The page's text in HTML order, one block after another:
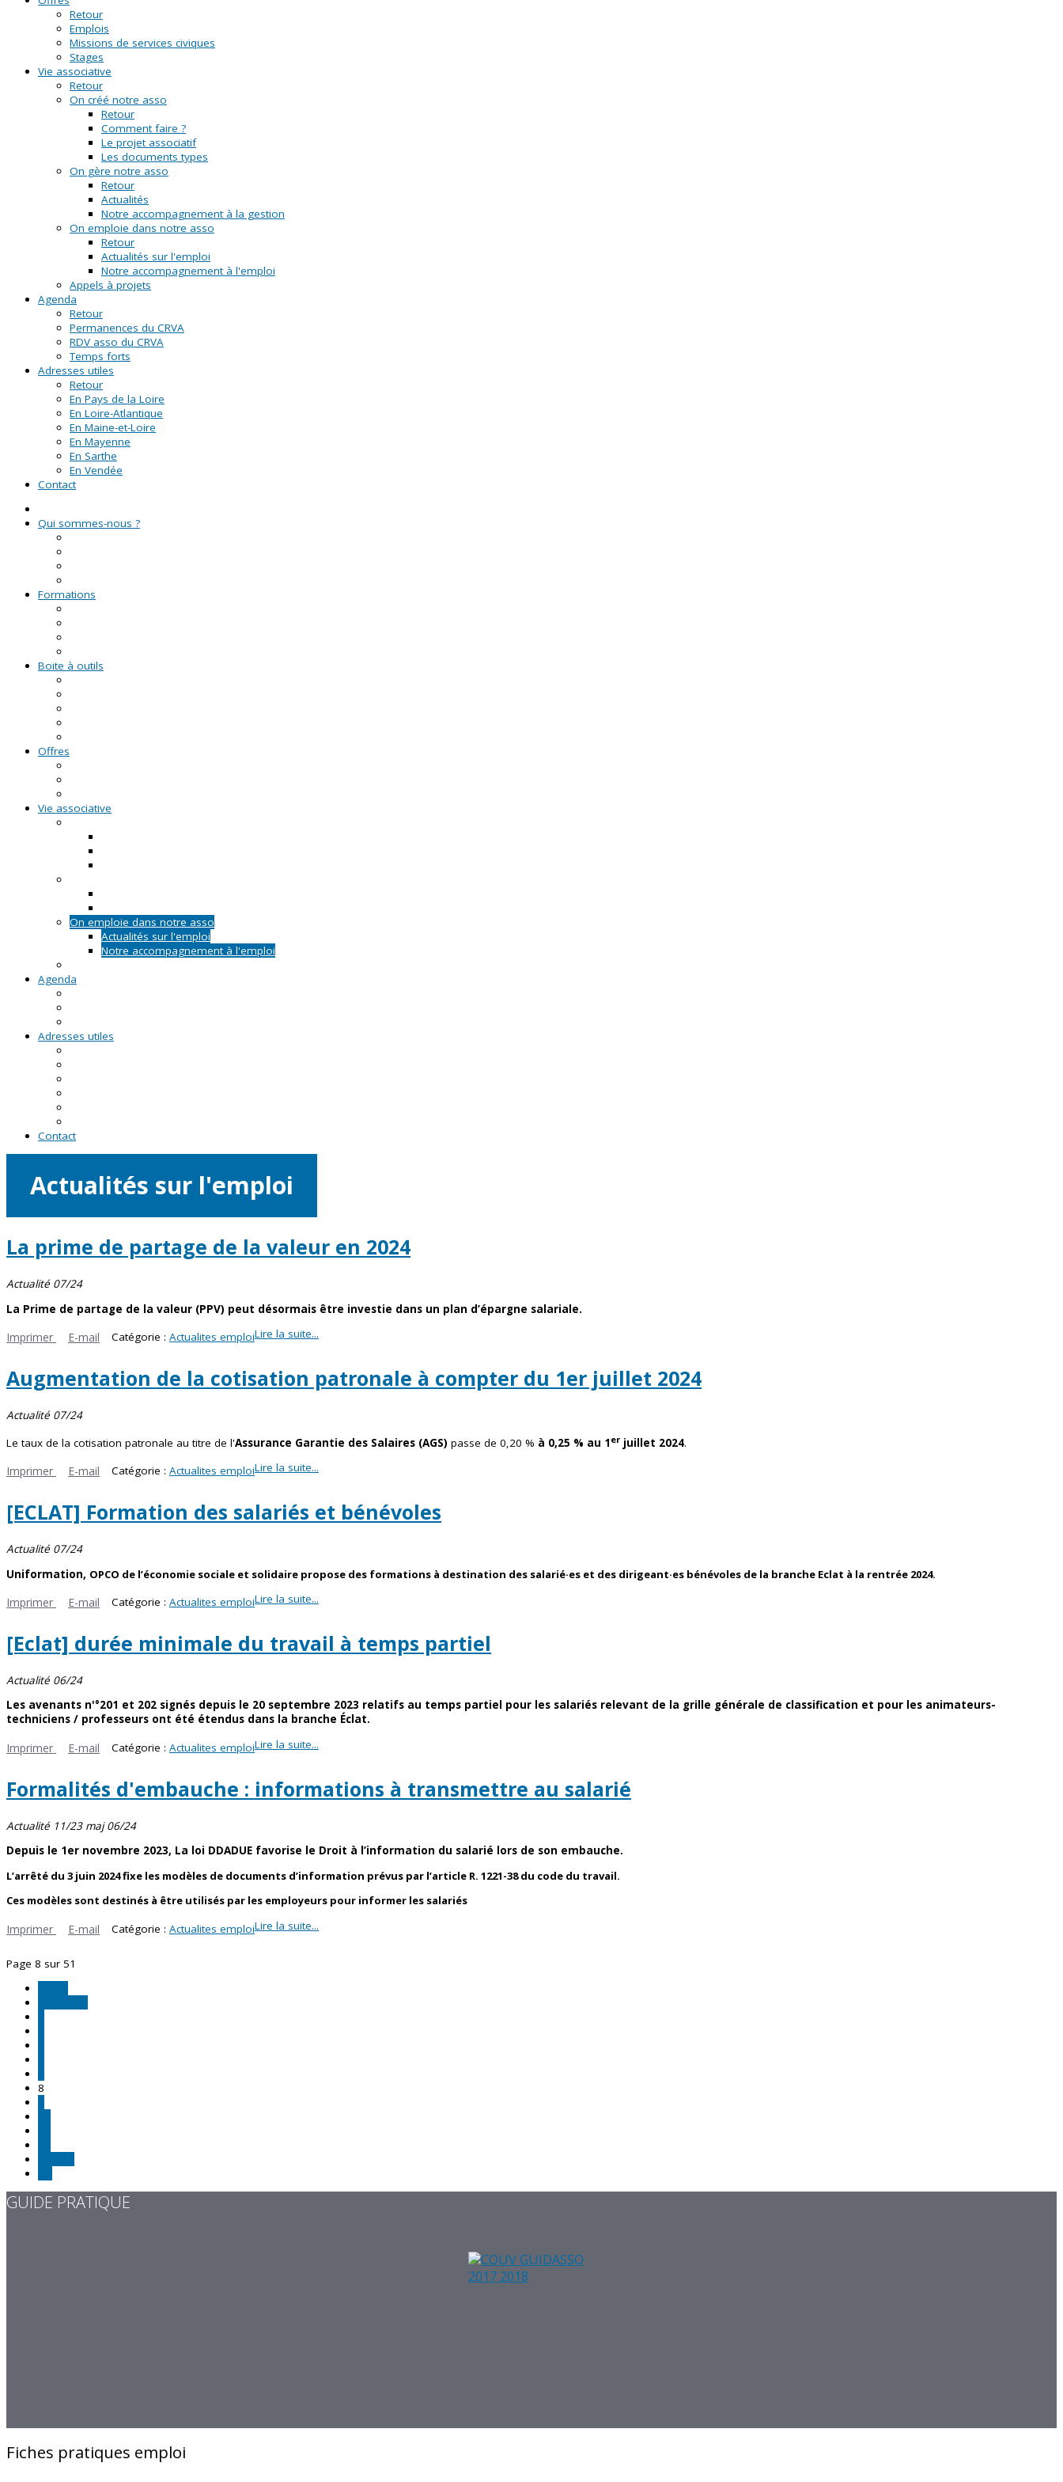
Retour
Emplois
Missions de services civiques
Stages
Vie associative
Retour
On créé notre asso
Retour
Comment faire ?
Le projet associatif
Les documents types
On gère notre asso
Retour
Actualités
Notre accompagnement à la gestion
On emploie dans notre asso
Retour
Actualités sur l'emploi
Notre accompagnement à l'emploi
Appels à projets
Agenda
Retour
Permanences du CRVA
RDV asso du CRVA
Temps forts
Adresses utiles
Retour
En Pays de la Loire
En Loire-Atlantique
En Maine-et-Loire
En Mayenne
En Sarthe
En Vendée
Contact
Qui sommes-nous ?
Formations
Boite à outils
Offres
Vie associative
On emploie dans notre asso
Actualités sur l'emploi
Notre accompagnement à l'emploi
Agenda
Adresses utiles
Contact
Actualités sur l'emploi
La prime de partage de la valeur en 2024
Actualité 07/24
La Prime de partage de la valeur (PPV) peut désormais être investie dans un plan d’épargne salariale.
Imprimer E-mail Catégorie : Actualites emploiLire la suite...
Augmentation de la cotisation patronale à compter du 1er juillet 2024
Actualité 07/24
Le taux de la cotisation patronale au titre de l'Assurance Garantie des Salaires (AGS) passe de 0,20 % à 0,25 % au 1 er juillet 2024.
Imprimer E-mail Catégorie : Actualites emploiLire la suite...
[ECLAT] Formation des salariés et bénévoles
Actualité 07/24
Uniformation, OPCO de l’économie sociale et solidaire propose des formations à destination des salarié·es et des dirigeant·es bénévoles de la branche Eclat à la rentrée 2024.
Imprimer E-mail Catégorie : Actualites emploiLire la suite...
[Eclat] durée minimale du travail à temps partiel
Actualité 06/24
Les avenants n'°201 et 202 signés depuis le 20 septembre 2023 relatifs au temps partiel pour les salariés relevant de la grille générale de classification et pour les animateurs-
techniciens / professeurs ont été étendus dans la branche Éclat.
Imprimer E-mail Catégorie : Actualites emploiLire la suite...
Formalités d'embauche : informations à transmettre au salarié
Actualité 11/23 maj 06/24
Depuis le 1er novembre 2023, La loi DDADUE favorise le Droit à l’information du salarié lors de son embauche.
L’arrêté du 3 juin 2024fixe les modèles de documents d’information prévus par l’article R. 1221-38 du code du travail.
Ces modèles sont destinés à être utilisés par les employeurs pour informer les salariés
Imprimer E-mail Catégorie : Actualites emploiLire la suite...
Page 8 sur 51
8
GUIDE PRATIQUE
Fiches pratiques emploi